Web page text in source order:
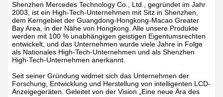
Shenzhen Mercedes Technology Co., Ltd., gegründet im Jahr
2003, ist ein High-Tech-Unternehmen mit Sitz in Shenzhen,
dem Kerngebiet der Guangdong-Hongkong-Macao Greater
Bay Area, in der Nähe von Hongkong. Alle unsere Produkte
werden mit 100 % unabhängigen geistigen Eigentumsrechten
entwickelt, und das Unternehmen wurde viele Jahre in Folge
als Nationales High-Tech-Unternehmen und als Shenzhen
High-Tech-Unternehmen anerkannt.
Seit seiner Gründung widmet sich das Unternehmen der
Forschung, Entwicklung und Herstellung von intelligenten LCD-
Anzeigegeräten. Geleitet von der Vision „Eine neue Ära des